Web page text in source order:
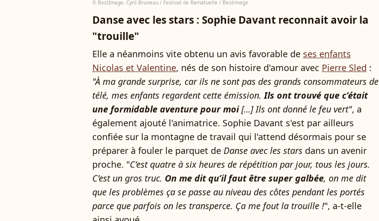
© BestImage, Cyril Bruneau / Festival de Ramatuelle / Bestimage
Danse avec les stars : Sophie Davant reconnait avoir la
"trouille"
Elle a néanmoins vite obtenu un avis favorable de ses enfants
Nicolas et Valentine, nés de son histoire d'amour avec Pierre Sled :
"À ma grande surprise, car ils ne sont pas des grands consommateurs de
télé, mes enfants regardent cette émission. Ils ont trouvé que c’était
une formidable aventure pour moi[…] Ils ont donné le feu vert", a
également ajouté l'animatrice. Sophie Davant s'est par ailleurs
confiée sur la montagne de travail qui l'attend désormais pour se
préparer à fouler le parquet de Danse avec les stars dans un avenir
proche. "C’est quatre à six heures de répétition par jour, tous les jours.
C’est un gros truc. On me dit qu’il faut être super galbée, on me dit
que les problèmes ça se passe au niveau des côtes pendant les portés
parce que parfois on les transperce. Ça me fout la trouille !", a-t-elle